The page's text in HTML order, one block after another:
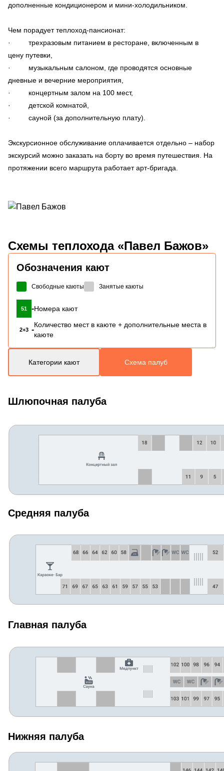
дополненные кондиционером и мини-холодильником.
Чем порадует теплоход-пансионат:
· трехразовым питанием в ресторане, включенным в
цену путевки,
· музыкальным салоном, где проводятся основные
дневные и вечерние мероприятия,
· концертным залом на 100 мест,
· детской комнатой,
· сауной (за дополнительную плату).
Экскурсионное обслуживание оплачивается отдельно – набор
экскурсий можно заказать на борту во время путешествия. На
протяжении всего маршрута работает арт-бригада.
Схемы теплохода «Павел Бажов»
Обозначения кают
Свободные каюты Занятые каюты
51 -Номера кают
2+3 -
Количество мест в каюте + дополнительные места в
каюте
Категории кают Схема палуб
Шлюпочная палуба
Средняя палуба
Главная палуба
Нижняя палуба